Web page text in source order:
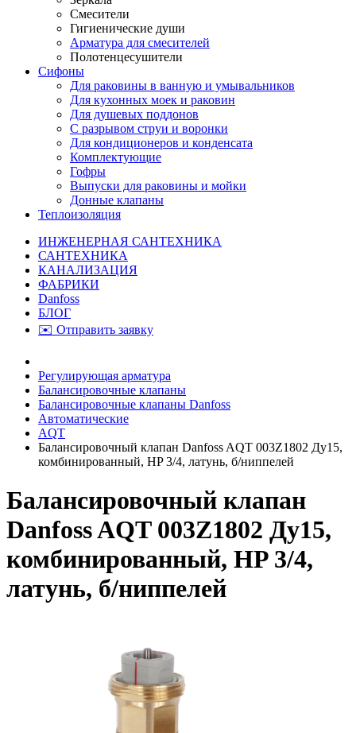
Смесители
Гигиенические души
Арматура для смесителей
Полотенцесушители
Сифоны
Для раковины в ванную и умывальников
Для кухонных моек и раковин
Для душевых поддонов
С разрывом струи и воронки
Для кондиционеров и конденсата
Комплектующие
Гофры
Выпуски для раковины и мойки
Донные клапаны
Теплоизоляция
ИНЖЕНЕРНАЯ САНТЕХНИКА
САНТЕХНИКА
КАНАЛИЗАЦИЯ
ФАБРИКИ
Danfoss
БЛОГ
✉️ Отправить заявку
Регулирующая арматура
Балансировочные клапаны
Балансировочные клапаны Danfoss
Автоматические
AQT
Балансировочный клапан Danfoss AQT 003Z1802 Ду15,
комбинированный, HP 3/4, латунь, б/ниппелей
Балансировочный клапан
Danfoss AQT 003Z1802 Ду15,
комбинированный, HP 3/4,
латунь, б/ниппелей